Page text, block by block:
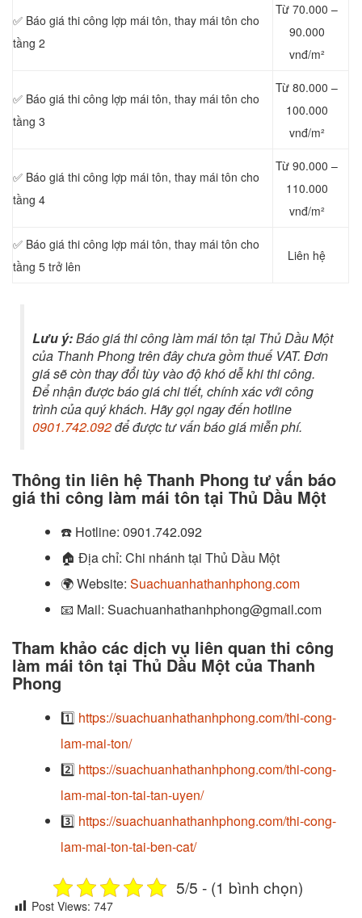
✅ Báo giá thi công lợp mái tôn, thay mái tôn cho
tầng 2
Từ 70.000 –
90.000
vnđ/m²
✅ Báo giá thi công lợp mái tôn, thay mái tôn cho
tầng 3
Từ 80.000 –
100.000
vnđ/m²
✅ Báo giá thi công lợp mái tôn, thay mái tôn cho
tầng 4
Từ 90.000 –
110.000
vnđ/m²
✅ Báo giá thi công lợp mái tôn, thay mái tôn cho
tầng 5 trở lên
Liên hệ
Lưu ý:Báo giá thi công làm mái tôn tại Thủ Dầu Một
của Thanh Phong trên đây chưa gồm thuế VAT. Đơn
giá sẽ còn thay đổi tùy vào độ khó dễ khi thi công.
Để nhận được báo giá chi tiết, chính xác với công
trình của quý khách. Hãy gọi ngay đến hotline
0901.742.092để được tư vấn báo giá miễn phí.
Thông tin liên hệ Thanh Phong tư vấn báo
giá thi công làm mái tôn tại Thủ Dầu Một
☎️ Hotline: 0901.742.092
🏠 Địa chỉ: Chi nhánh tại Thủ Dầu Một
🌍Website: Suachuanhathanhphong.com
📧 Mail: Suachuanhathanhphong@gmail.com
Tham khảo các dịch vụ liên quan thi công
làm mái tôn tại Thủ Dầu Một của Thanh
Phong
1️⃣ https://suachuanhathanhphong.com/thi-cong-
lam-mai-ton/
2️⃣ https://suachuanhathanhphong.com/thi-cong-
lam-mai-ton-tai-tan-uyen/
3️⃣ https://suachuanhathanhphong.com/thi-cong-
lam-mai-ton-tai-ben-cat/
5/5 - (1 bình chọn)
Post Views: 747